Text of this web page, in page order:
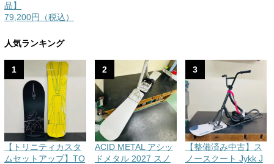
品】
79,200円（税込）
人気ランキング
1
【トリニティカスタ
ムセットアップ】TO
2
ACID METAL アシッ
ドメタル 2027 スノ
3
【整備済み中古】ス
ノースクート Jykk J